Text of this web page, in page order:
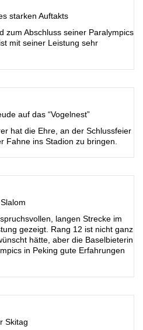
starken Auftakts
zum Abschluss seiner Paralympics
mit seiner Leistung sehr
auf das “Vogelnest”
hat die Ehre, an der Schlussfeier
Fahne ins Stadion zu bringen.
langen Strecke im
gezeigt. Rang 12 ist nicht ganz
hätte, aber die Baselbieterin
in Peking gute Erfahrungen
Skitag